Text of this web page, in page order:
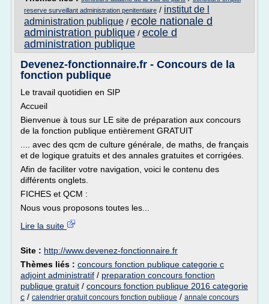
reserve surveillant administration penitentiaire / institut de l
administration publique / ecole nationale d
administration publique / ecole d
administration publique
Devenez-fonctionnaire.fr - Concours de la
fonction publique
Le travail quotidien en SIP
Accueil
Bienvenue à tous sur LE site de préparation aux concours
de la fonction publique entièrement GRATUIT
.... avec des qcm de culture générale, de maths, de français
et de logique gratuits et des annales gratuites et corrigées.
Afin de faciliter votre navigation, voici le contenu des
différents onglets.
FICHES et QCM :
Nous vous proposons toutes les...
Lire la suite
Site : http://www.devenez-fonctionnaire.fr
Thèmes liés : concours fonction publique categorie c
adjoint administratif / preparation concours fonction
publique gratuit / concours fonction publique 2016 categorie
c / calendrier gratuit concours fonction publique / annale concours